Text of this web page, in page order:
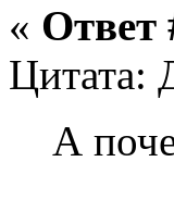
« Ответ
Цитата:
А